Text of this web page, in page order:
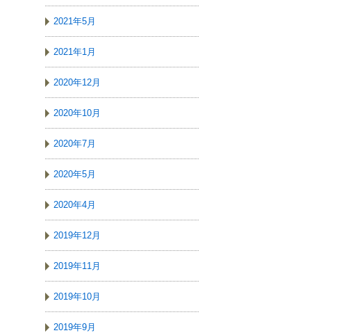
2021年5月
2021年1月
2020年12月
2020年10月
2020年7月
2020年5月
2020年4月
2019年12月
2019年11月
2019年10月
2019年9月